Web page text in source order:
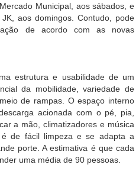
Municipal, aos sábados, e
aos domingos. Contudo, pode
de acordo com as novas
estrutura e usabilidade de um
da mobilidade, variedade de
de rampas. O espaço interno
acionada com o pé, pia,
a mão, climatizadores e música
é de fácil limpeza e se adapta a
porte. A estimativa é que cada
uma média de 90 pessoas.